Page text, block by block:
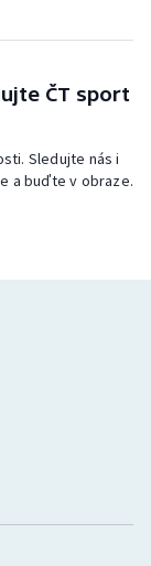
ČT sport
Sledujte nás i
a buďte v obraze.